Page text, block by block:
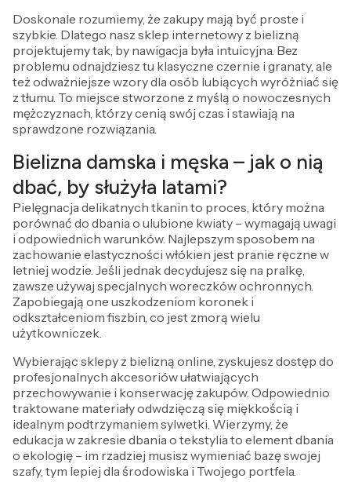
Doskonale rozumiemy, że zakupy mają być proste i
szybkie. Dlatego nasz sklep internetowy z bielizną
projektujemy tak, by nawigacja była intuicyjna. Bez
problemu odnajdziesz tu klasyczne czernie i granaty, ale
też odważniejsze wzory dla osób lubiących wyróżniać się
z tłumu. To miejsce stworzone z myślą o nowoczesnych
mężczyznach, którzy cenią swój czas i stawiają na
sprawdzone rozwiązania.
Bielizna damska i męska – jak o nią
dbać, by służyła latami?
Pielęgnacja delikatnych tkanin to proces, który można
porównać do dbania o ulubione kwiaty – wymagają uwagi
i odpowiednich warunków. Najlepszym sposobem na
zachowanie elastyczności włókien jest pranie ręczne w
letniej wodzie. Jeśli jednak decydujesz się na pralkę,
zawsze używaj specjalnych woreczków ochronnych.
Zapobiegają one uszkodzeniom koronek i
odkształceniom fiszbin, co jest zmorą wielu
użytkowniczek.
Wybierając sklepy z bielizną online, zyskujesz dostęp do
profesjonalnych akcesoriów ułatwiających
przechowywanie i konserwację zakupów. Odpowiednio
traktowane materiały odwdzięczą się miękkością i
idealnym podtrzymaniem sylwetki. Wierzymy, że
edukacja w zakresie dbania o tekstylia to element dbania
o ekologię – im rzadziej musisz wymieniać bazę swojej
szafy, tym lepiej dla środowiska i Twojego portfela.